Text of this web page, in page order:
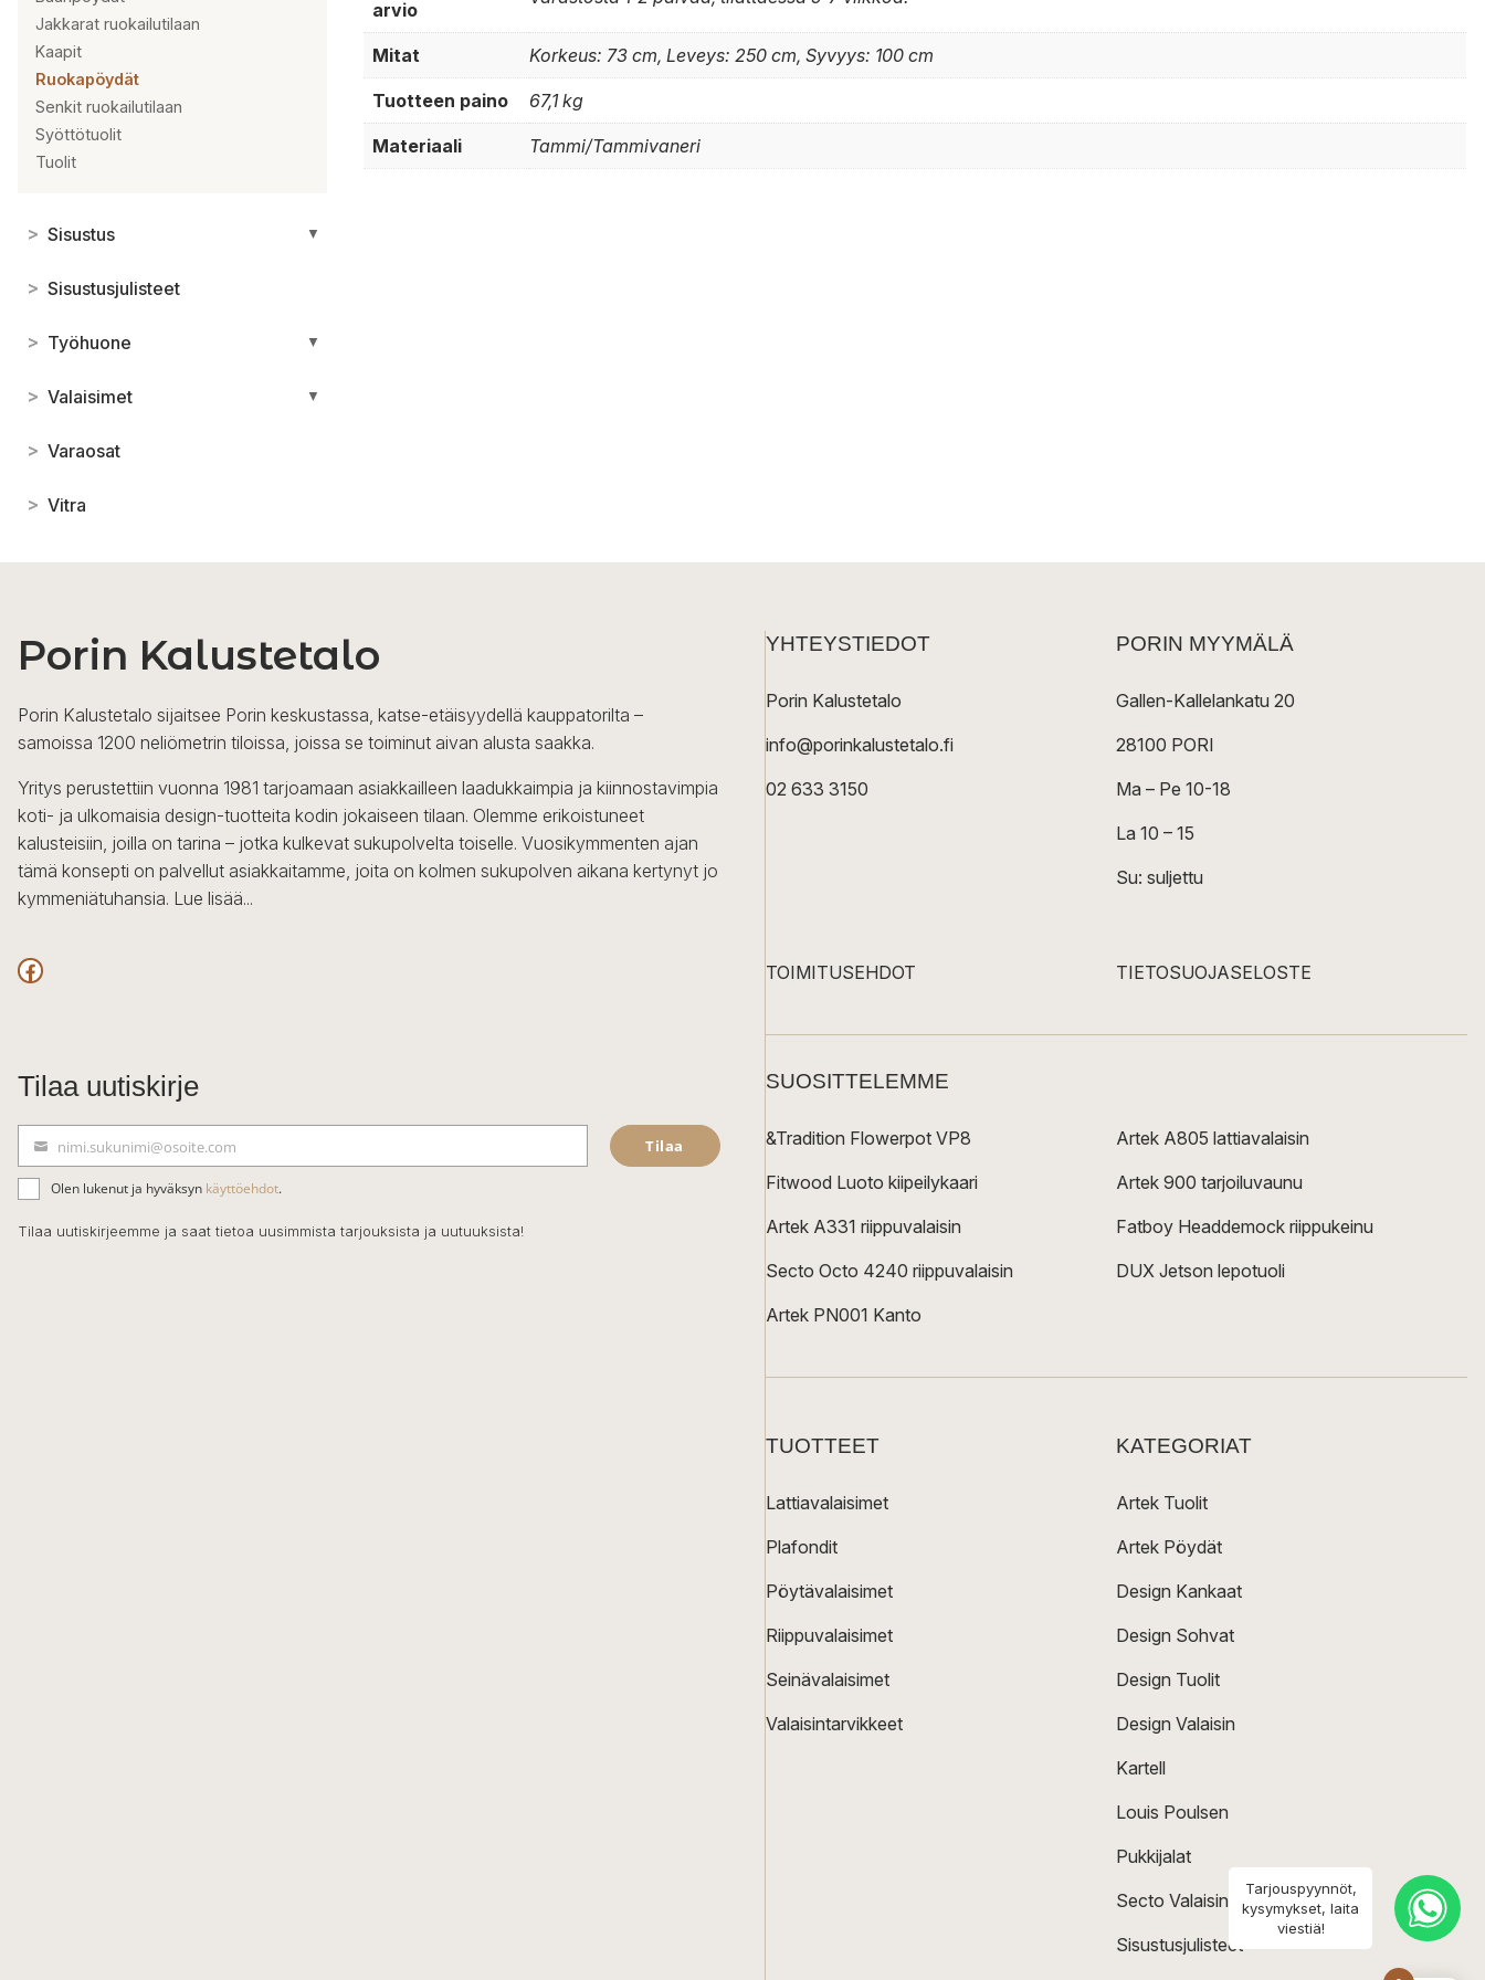
Jakkarat ruokailutilaan
Kaapit
Ruokapöydät
Senkit ruokailutilaan
Syöttötuolit
Tuolit
> Sisustus ▼
> Sisustusjulisteet
> Työhuone ▼
> Valaisimet ▼
> Varaosat
> Vitra
arvio
Mitat Korkeus: 73 cm, Leveys: 250 cm, Syvyys: 100 cm
Tuotteen paino 67,1 kg
Materiaali Tammi/Tammivaneri
Porin Kalustetalo
Porin Kalustetalo sijaitsee Porin keskustassa, katse-etäisyydellä kauppatorilta –
samoissa 1200 neliömetrin tiloissa, joissa se toiminut aivan alusta saakka.
Yritys perustettiin vuonna 1981 tarjoamaan asiakkailleen laadukkaimpia ja kiinnostavimpia
koti- ja ulkomaisia design-tuotteita kodin jokaiseen tilaan. Olemme erikoistuneet
kalusteisiin, joilla on tarina – jotka kulkevat sukupolvelta toiselle. Vuosikymmenten ajan
tämä konsepti on palvellut asiakkaitamme, joita on kolmen sukupolven aikana kertynyt jo
kymmeniätuhansia. Lue lisää...
Facebook
Tilaa uutiskirje
ä
h
k
nimi.sukunimi@osoite.com Tilaa
Olen lukenut ja hyväksyn käyttöehdot.
Tilaa uutiskirjeemme ja saat tietoa uusimmista tarjouksista ja uutuuksista!
YHTEYSTIEDOT
Porin Kalustetalo
info@porinkalustetalo.fi
02 633 3150
PORIN MYYMÄLÄ
Gallen-Kallelankatu 20
28100 PORI
Ma – Pe 10-18
La 10 – 15
Su: suljettu
TOIMITUSEHDOT TIETOSUOJASELOSTE
SUOSITTELEMME
&Tradition Flowerpot VP8
Fitwood Luoto kiipeilykaari
Artek A331 riippuvalaisin
Secto Octo 4240 riippuvalaisin
Artek PN001 Kanto
Artek A805 lattiavalaisin
Artek 900 tarjoiluvaunu
Fatboy Headdemock riippukeinu
DUX Jetson lepotuoli
TUOTTEET
Lattiavalaisimet
Plafondit
Pöytävalaisimet
Riippuvalaisimet
Seinävalaisimet
Valaisintarvikkeet
KATEGORIAT
Artek Tuolit
Artek Pöydät
Design Kankaat
Design Sohvat
Design Tuolit
Design Valaisin
Kartell
Louis Poulsen
Pukkijalat
Secto Valaisin
Sisustusjulisteet
Tarjouspyynnöt,
kysymykset, laita
viestiä!